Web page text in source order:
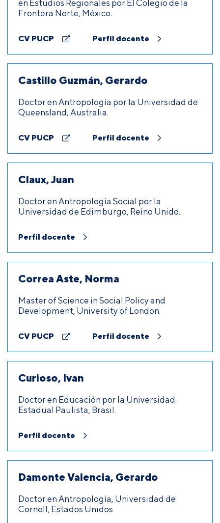
en Estudios Regionales por El Colegio de la
Frontera Norte, México.
CV PUCP Perfil docente
Castillo Guzmán, Gerardo
Doctor en Antropología por la Universidad de
Queensland, Australia.
CV PUCP Perfil docente
Claux, Juan
Doctor en Antropología Social por la
Universidad de Edimburgo, Reino Unido.
Perfil docente
Correa Aste, Norma
Master of Science in Social Policy and
Development, University of London.
CV PUCP Perfil docente
Curioso, Ivan
Doctor en Educación por la Universidad
Estadual Paulista, Brasil.
Perfil docente
Damonte Valencia, Gerardo
Doctor en Antropología, Universidad de
Cornell, Estados Unidos